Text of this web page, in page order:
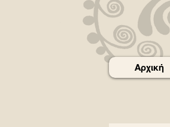
Αρχική